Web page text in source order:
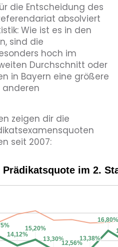
die Entscheidung des
absolviert
Wie ist es in den
sind die
hoch im
Durchschnitt oder
in Bayern eine größere
anderen
zeigen dir die
seit 2007: